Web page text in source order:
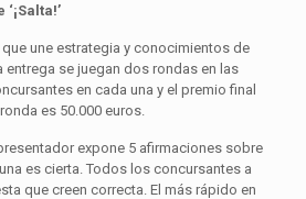
que une estrategia y conocimientos de
entrega se juegan dos rondas en las
en cada una y el premio final
es 50.000 euros.
expone 5 afirmaciones sobre
es cierta. Todos los concursantes a
que creen correcta. El más rápido en